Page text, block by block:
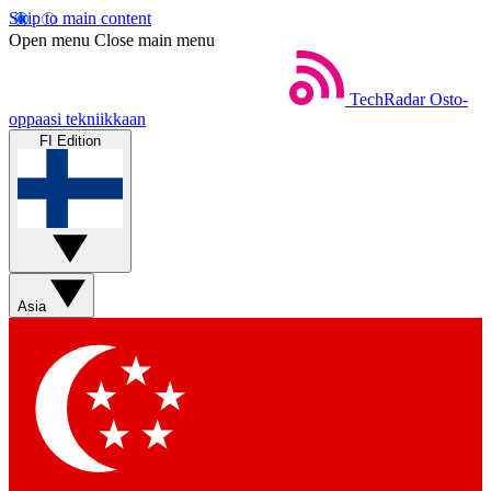
Skip to main content
Open menu Close main menu
TechRadar Osto-
oppaasi tekniikkaan
FI Edition
Asia